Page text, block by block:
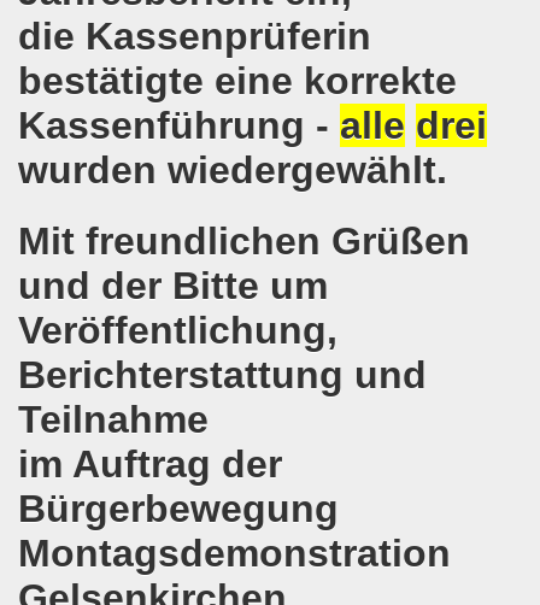
die Kassenprüferin
bestätigte eine korrekte
Kassenführung - alle drei
wurden wiedergewählt.
Mit freundlichen Grüßen
und der Bitte um
Veröffentlichung,
Berichterstattung und
Teilnahme
im Auftrag der
Bürgerbewegung
Montagsdemonstration
Bewegung diskutiert am 19.02.2018 über heißes Eisen
Bewegung in Gelsenkirchen am 05.02.2018 wächst auf
Bewegung am 05.02.2018 diskutiert über
die türkische Invasion in Afrin - kämpferisch,
ruft auf zur ruhrgebietsweiten Demonstration
Bewegung fordert mit über 300facher Stimme: Stoppt
Bewegung ruft auf zum Protest gegen die Angriffe der
mit gutem Start ins Jahr 2018
Bewegung am 18.12.2017 bestärkt die klare Position:
Zeichen der Solidarität der Völker!
ruft zu Protesten und zu Demonstrationen gegen